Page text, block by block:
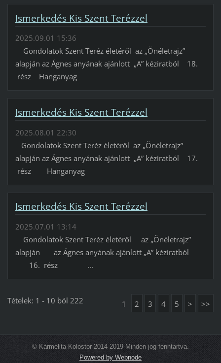
Ismerkedés Kis Szent Terézzel
2025.09.01 15:36
Gondolatok Szent Teréz életéről az „Önéletrajz”
alapján az Ágnes anyának ajánlott „A” kéziratból 18.
rész Hanganyag
Ismerkedés Kis Szent Terézzel
2025.08.01 22:30
Gondolatok Szent Teréz életéről az „Önéletrajz”
alapján az Ágnes anyának ajánlott „A” kéziratból 17.
rész Hanganyag
Ismerkedés Kis Szent Terézzel
2025.07.01 13:14
Gondolatok Szent Teréz életéről az „Önéletrajz”
alapján az Ágnes anyának ajánlott „A” kéziratból
16. rész ...
Tételek: 1 - 10 ból 222 1 2 3 4 5 > >>
© Kármelita Kolostor 2014-2019 Minden jog fenntartva.
Powered by Webnode